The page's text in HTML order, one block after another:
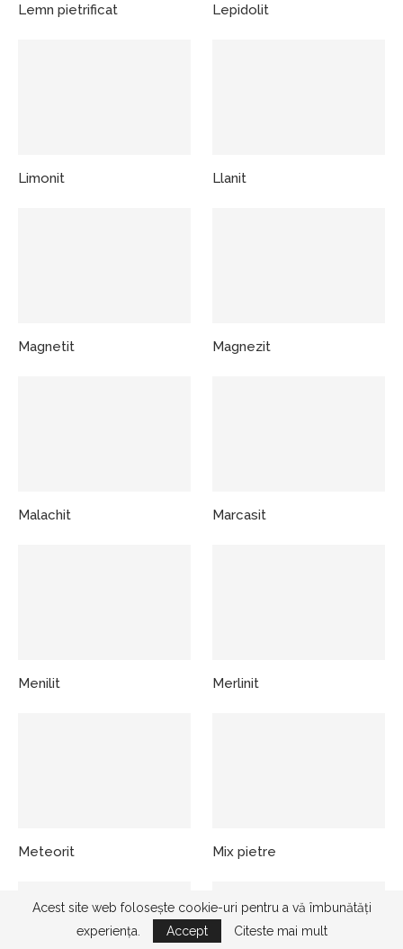
Lemn pietrificat Lepidolit
Limonit Llanit
Magnetit Magnezit
Malachit Marcasit
Menilit Merlinit
Meteorit Mix pietre
Acest site web folosește cookie-uri pentru a vă îmbunătăți
experiența.
Accept Citeste mai mult